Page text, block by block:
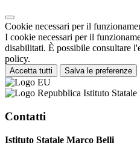
Cookie necessari per il
I cookie necessari per il
disabilitati. È possibile consultare
policy.
Accetta tutti Salva le preferenze
Istituto
Contatti
Istituto Statale Marco Belli